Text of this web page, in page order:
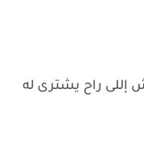
إللى راح يشترى له